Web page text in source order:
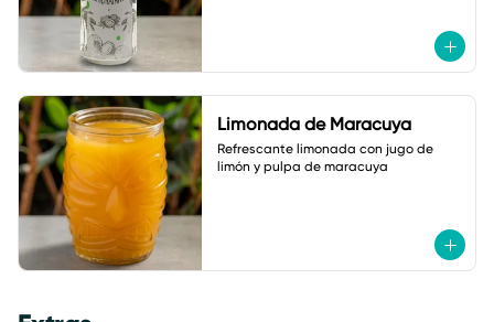
Limonada de Maracuya
Refrescante limonada con jugo de
limón y pulpa de maracuya